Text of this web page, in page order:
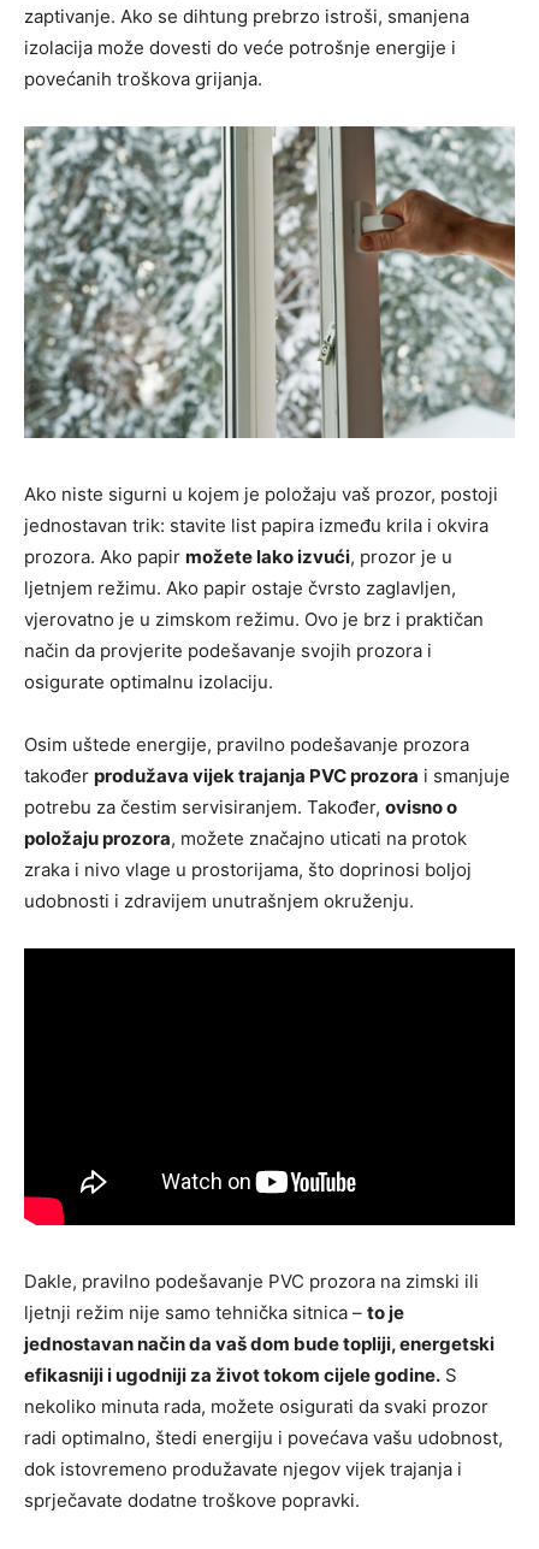
zaptivanje. Ako se dihtung prebrzo istroši, smanjena
izolacija može dovesti do veće potrošnje energije i
povećanih troškova grijanja.
Ako niste sigurni u kojem je položaju vaš prozor, postoji
jednostavan trik: stavite list papira između krila i okvira
prozora. Ako papir možete lako izvući, prozor je u
ljetnjem režimu. Ako papir ostaje čvrsto zaglavljen,
vjerovatno je u zimskom režimu. Ovo je brz i praktičan
način da provjerite podešavanje svojih prozora i
osigurate optimalnu izolaciju.
Osim uštede energije, pravilno podešavanje prozora
također produžava vijek trajanja PVC prozora i smanjuje
potrebu za čestim servisiranjem. Također, ovisno o
položaju prozora, možete značajno uticati na protok
zraka i nivo vlage u prostorijama, što doprinosi boljoj
udobnosti i zdravijem unutrašnjem okruženju.
Dakle, pravilno podešavanje PVC prozora na zimski ili
ljetnji režim nije samo tehnička sitnica – to je
jednostavan način da vaš dom bude topliji, energetski
efikasniji i ugodniji za život tokom cijele godine. S
nekoliko minuta rada, možete osigurati da svaki prozor
radi optimalno, štedi energiju i povećava vašu udobnost,
dok istovremeno produžavate njegov vijek trajanja i
sprječavate dodatne troškove popravki.